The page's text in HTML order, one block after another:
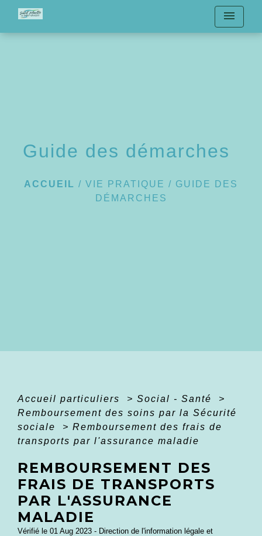
menu
Guide des démarches
ACCUEIL / VIE PRATIQUE / GUIDE DES
DÉMARCHES
Accueil particuliers > Social - Santé
>
Remboursement des soins par la Sécurité
sociale
> Remboursement des frais de
transports par l'assurance maladie
REMBOURSEMENT DES
FRAIS DE TRANSPORTS
PAR L'ASSURANCE
MALADIE
Vérifié le 01 Aug 2023 - Direction de l'information légale et